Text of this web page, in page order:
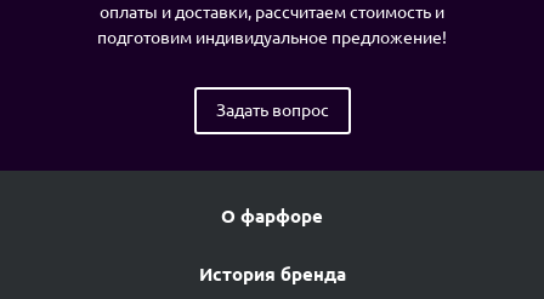
оплаты и доставки, рассчитаем стоимость и
подготовим индивидуальное предложение!
Задать вопрос
О фарфоре
История бренда